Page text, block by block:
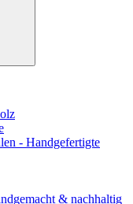
- Handgefertigte
& nachhaltig